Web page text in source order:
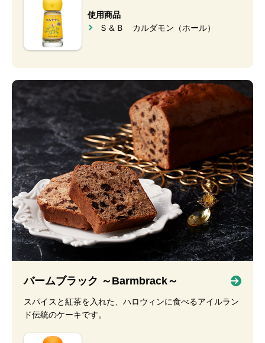
使用商品
Ｓ＆Ｂ カルダモン（ホール）
バームブラック ～Barmbrack～
スパイスと紅茶を入れた、ハロウィンに食べるアイルラン
ド伝統のケーキです。